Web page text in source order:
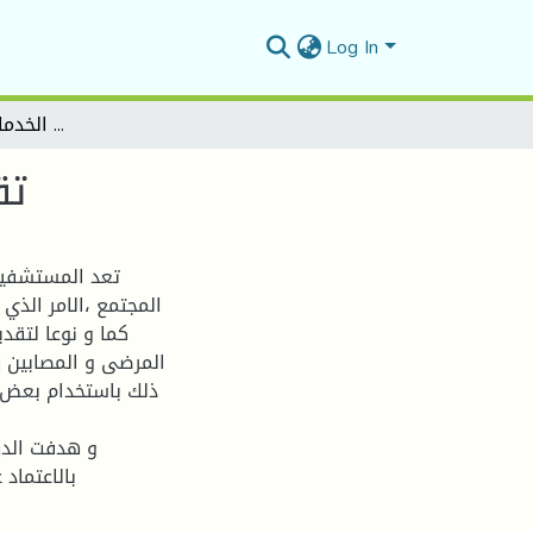
Log In
تقییم كفاءة أداء مؤسسات الخدمات الصحیة في الجزائر
تعد
المجتمع ،الامر
كما و نوعا
المرضى و
ذلك باستخدام
و ھدفت